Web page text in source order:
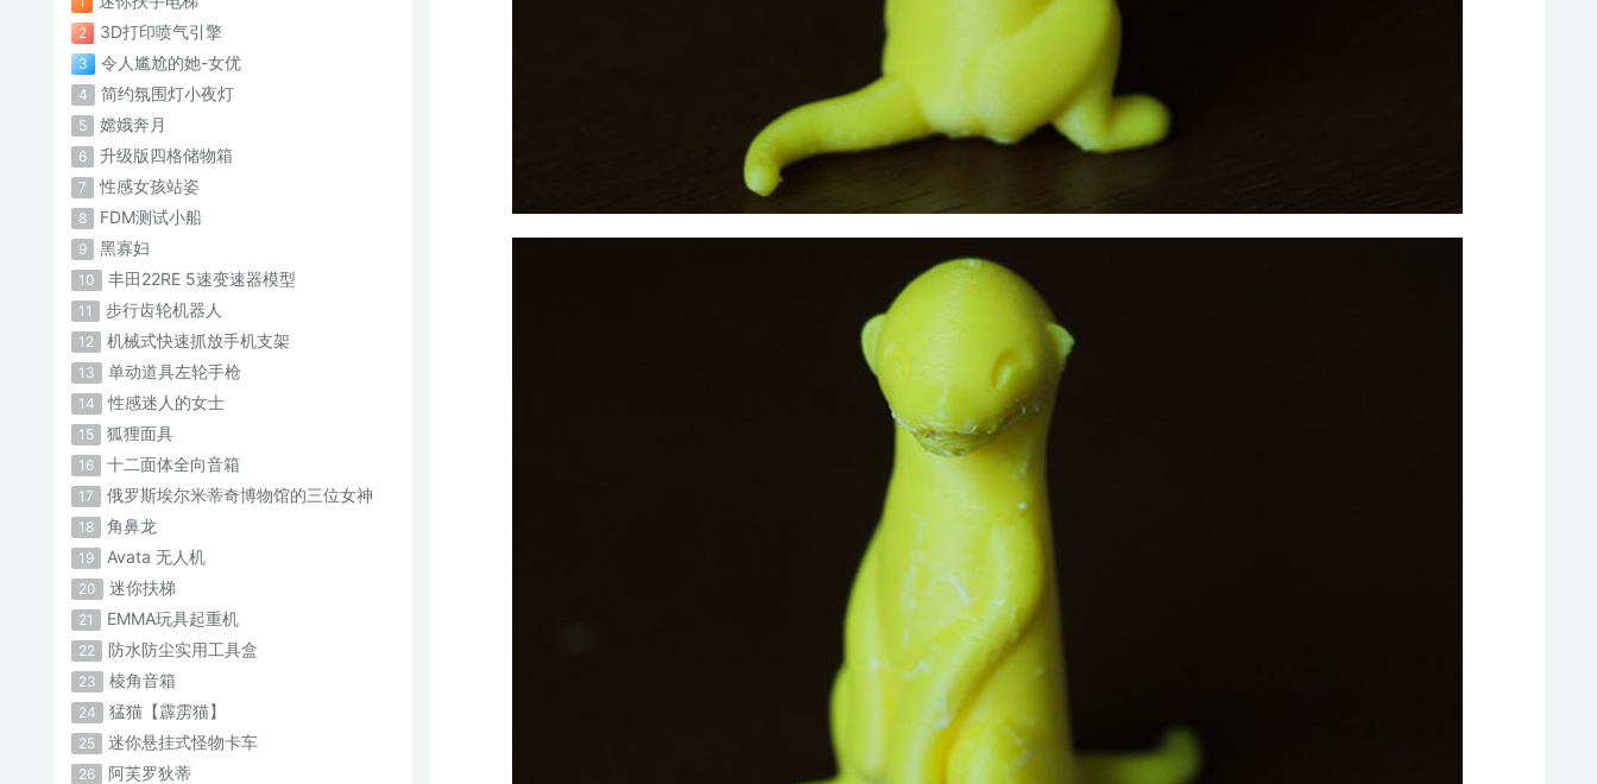
2 3D打印喷气引擎
3 令人尴尬的她-女优
4 简约氛围灯小夜灯
5 嫦娥奔月
6 升级版四格储物箱
7 性感女孩站姿
8 FDM测试小船
9 黑寡妇
10 丰田22RE 5速变速器模型
11 步行齿轮机器人
12 机械式快速抓放手机支架
13 单动道具左轮手枪
14 性感迷人的女士
15 狐狸面具
16 十二面体全向音箱
17 俄罗斯埃尔米蒂奇博物馆的三位女神
18 角鼻龙
19 Avata 无人机
20 迷你扶梯
21 EMMA玩具起重机
22 防水防尘实用工具盒
23 棱角音箱
24 猛猫【霹雳猫】
25 迷你悬挂式怪物卡车
26 阿芙罗狄蒂